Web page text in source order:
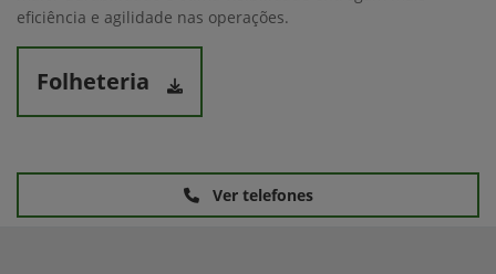
eficiência e agilidade nas operações.
Folheteria
Ver telefones